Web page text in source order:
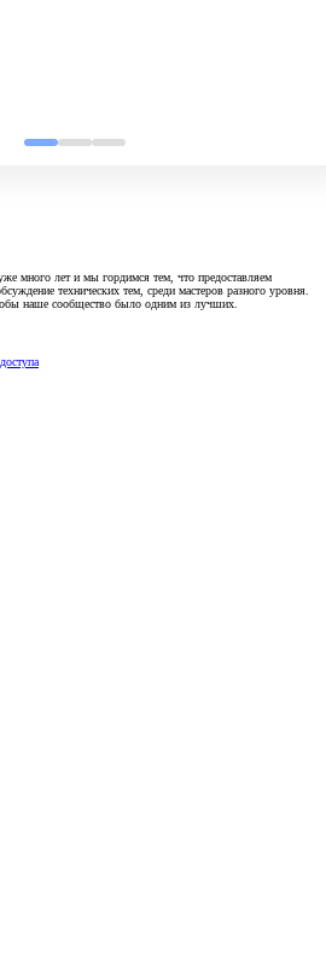
много лет и мы гордимся тем, что предоставляем
технических тем, среди мастеров разного уровня.
наше сообщество было одним из лучших.